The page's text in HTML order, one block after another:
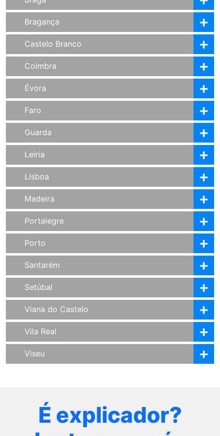
Bragança
Castelo Branco
Coimbra
Évora
Faro
Guarda
Leiria
Lisboa
Madeira
Portalegre
Porto
Santarém
Setúbal
Viana do Castelo
Vila Real
Viseu
É explicador?